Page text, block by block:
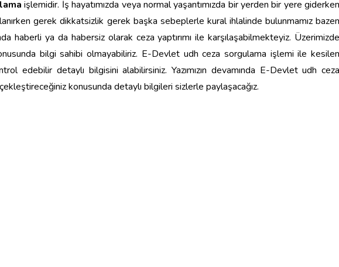
işlemidir. İş hayatımızda veya normal yaşantımızda bir yerden bir yere
gerek dikkatsizlik gerek başka sebeplerle kural ihlalinde bulunmamız bazen
haberli ya da habersiz olarak ceza yaptırımı ile karşılaşabilmekteyiz. Üzerimizde
bilgi sahibi olmayabiliriz. E-Devlet udh ceza sorgulama işlemi ile kesilen
edebilir detaylı bilgisini alabilirsiniz. Yazımızın devamında E-Devlet udh ceza
konusunda detaylı bilgileri sizlerle paylaşacağız.